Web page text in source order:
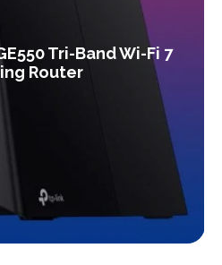
Tri-Band Wi-Fi 7
Router